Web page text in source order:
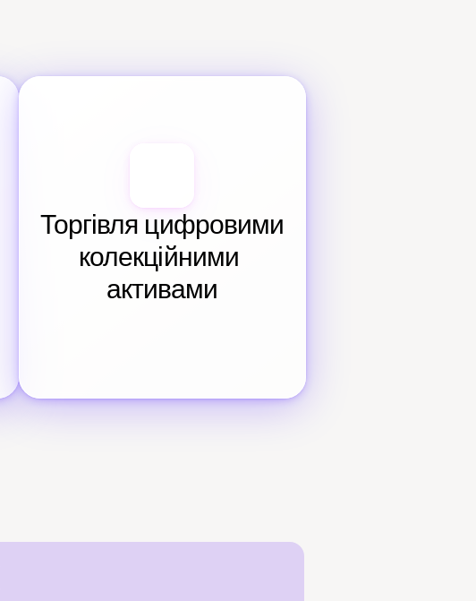
Торгівля цифровими
колекційними
активами